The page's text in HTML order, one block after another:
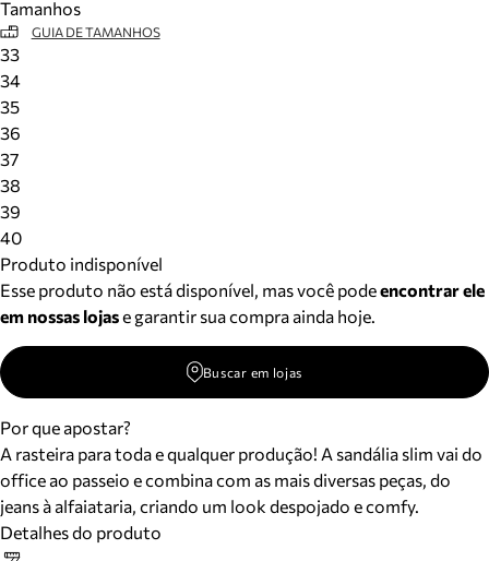
Tamanhos
GUIA DE TAMANHOS
33
34
35
36
37
38
39
40
Produto indisponível
Esse produto não está disponível, mas você podeencontrar ele
em nossas lojase garantir sua compra ainda hoje.
Buscar em lojas
Por que apostar?
A rasteira para toda e qualquer produção! A sandália slim vai do
office ao passeio e combina com as mais diversas peças, do
jeans à alfaiataria, criando um look despojado e comfy.
Detalhes do produto